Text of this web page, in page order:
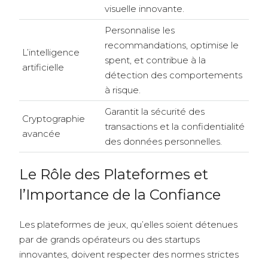
visuelle innovante.
L’intelligence
artificielle
Personnalise les
recommandations, optimise le
spent, et contribue à la
détection des comportements
à risque.
Cryptographie
avancée
Garantit la sécurité des
transactions et la confidentialité
des données personnelles.
Le Rôle des Plateformes et
l’Importance de la Confiance
Les plateformes de jeux, qu’elles soient détenues
par de grands opérateurs ou des startups
innovantes, doivent respecter des normes strictes